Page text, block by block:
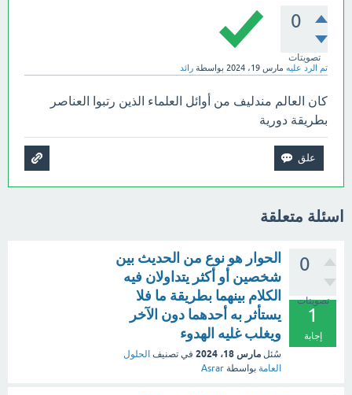
0
تصويتات
تم الرد عليه مارس 19، 2024 بواسطة رائد
كان العالم مندليف من أوائل العلماء الذين رتبوا العناصر
بطريقة دورية
اسئلة متعلقة
0
تصويتات
1
إجابة
الحوار هو نوع من الحديث بين
شخصين أو أكثر يتداولان فيه
الكلام بينهما بطريقة ما فلا
يستأثر به أحدهما دون الآخر
ويغلب غليه الهدوء
سُئل مارس 18، 2024 في تصنيف الحلول
العامة بواسطة Asrar